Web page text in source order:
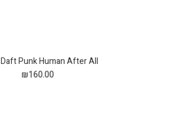
Daft Punk Human After All תקליט
₪160.00